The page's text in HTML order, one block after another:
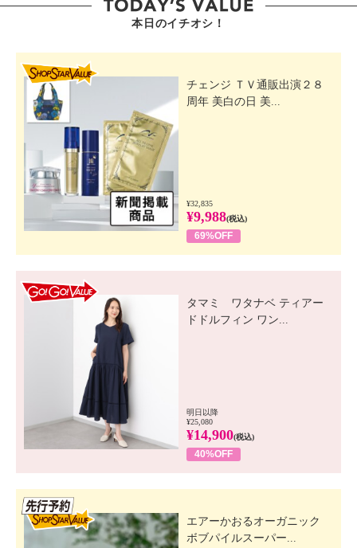
本日のイチオシ！
チェンジ ＴＶ通販出演２８
周年 美白の日 美...
¥32,835
¥9,988(税込)
69%OFF
タマミ ワタナベ ティアー
ドドルフィン ワン...
明日以降
¥25,080
¥14,900(税込)
40%OFF
エアーかおるオーガニック
ボブパイルスーパー...